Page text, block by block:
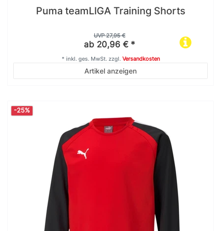
Puma teamLIGA Training Shorts
UVP 27,95 €
ab 20,96 € *
Artikel anzeigen
* inkl. ges. MwSt.zzgl. Versandkosten
-25%